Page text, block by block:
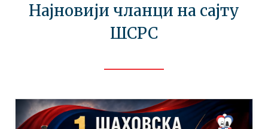
Најновији чланци на сајту
ШСРС